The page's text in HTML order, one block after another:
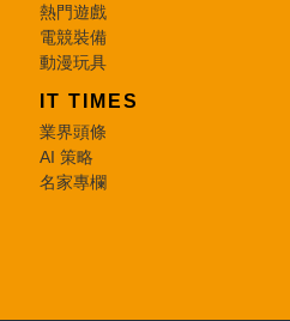
熱門遊戲
電競裝備
動漫玩具
IT TIMES
業界頭條
AI 策略
名家專欄